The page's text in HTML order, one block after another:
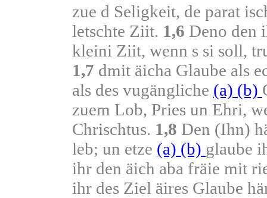
zue d Seligkeit, de parat
letschte Ziit. 1,6 Deno den
kleini Ziit, wenn s si soll,
1,7 dmit äicha Glaube als
als des vugängliche (a) (b)
zuem Lob, Pries un Ehri,
Chrischtus. 1,8 Den (Ihn)
leb; un etze (a) (b) glaube
ihr den äich aba fräie mit
ihr des Ziel äires Glaube